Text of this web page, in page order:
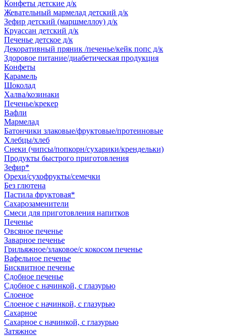
Конфеты детские д/к
Жевательный мармелад детский д/к
Зефир детский (маршмеллоу) д/к
Круассан детский д/к
Печенье детское д/к
Декоративный пряник /печенье/кейк попс д/к
Здоровое питание/диабетическая продукция
Конфеты
Карамель
Шоколад
Халва/козинаки
Печенье/крекер
Вафли
Мармелад
Батончики злаковые/фруктовые/протеиновые
Хлебцы/хлеб
Снеки (чипсы/попкорн/сухарики/крендельки)
Продукты быстрого приготовления
Зефир*
Орехи/сухофрукты/семечки
Без глютена
Пастила фруктовая*
Сахарозаменители
Смеси для приготовления напитков
Печенье
Овсяное печенье
Заварное печенье
Грильяжное/злаковое/с кокосом печенье
Вафельное печенье
Бисквитное печенье
Сдобное печенье
Сдобное с начинкой, с глазурью
Слоеное
Слоеное с начинкой, с глазурью
Сахарное
Сахарное с начинкой, с глазурью
Затяжное